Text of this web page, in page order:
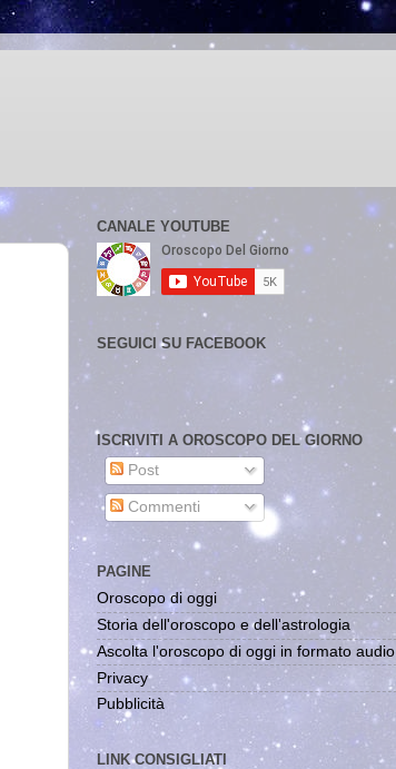
CANALE YOUTUBE
SEGUICI SU FACEBOOK
ISCRIVITI A OROSCOPO DEL GIORNO
Post
Commenti
PAGINE
Oroscopo di oggi
Storia dell'oroscopo e dell'astrologia
Ascolta l'oroscopo di oggi in formato audio
Privacy
Pubblicità
LINK CONSIGLIATI